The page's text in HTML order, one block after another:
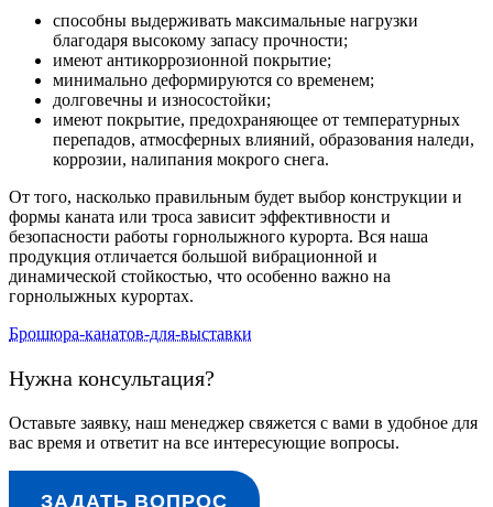
способны выдерживать максимальные нагрузки
благодаря высокому запасу прочности;
имеют антикоррозионной покрытие;
минимально деформируются со временем;
долговечны и износостойки;
имеют покрытие, предохраняющее от температурных
перепадов, атмосферных влияний, образования наледи,
коррозии, налипания мокрого снега.
От того, насколько правильным будет выбор конструкции и
формы каната или троса зависит эффективности и
безопасности работы горнолыжного курорта. Вся наша
продукция отличается большой вибрационной и
динамической стойкостью, что особенно важно на
горнолыжных курортах.
Брошюра-канатов-для-выставки
Нужна консультация?
Оставьте заявку, наш менеджер свяжется с вами в удобное для
вас время и ответит на все интересующие вопросы.
ЗАДАТЬ ВОПРОС